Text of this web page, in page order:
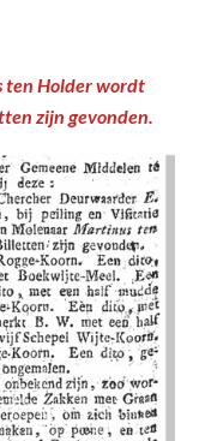
ten Holder wordt
zijn gevonden.